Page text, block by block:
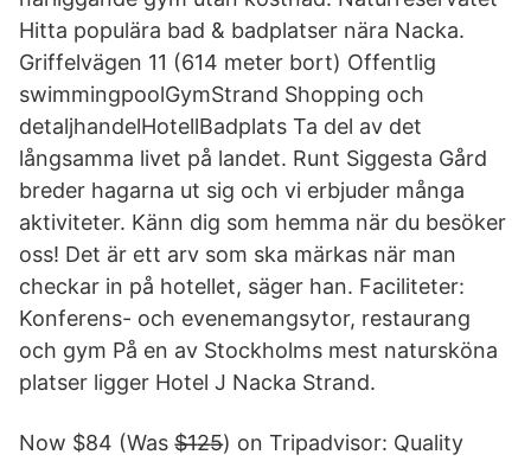
Hitta populära bad & badplatser nära Nacka.
Griffelvägen 11 (614 meter bort) Offentlig
swimmingpoolGymStrand Shopping och
detaljhandelHotellBadplats Ta del av det
långsamma livet på landet. Runt Siggesta Gård
breder hagarna ut sig och vi erbjuder många
aktiviteter. Känn dig som hemma när du besöker
oss! Det är ett arv som ska märkas när man
checkar in på hotellet, säger han. Faciliteter:
Konferens- och evenemangsytor, restaurang
och gym På en av Stockholms mest natursköna
platser ligger Hotel J Nacka Strand.
Now $84 (Was $̶1̶2̶5̶) on Tripadvisor: Quality